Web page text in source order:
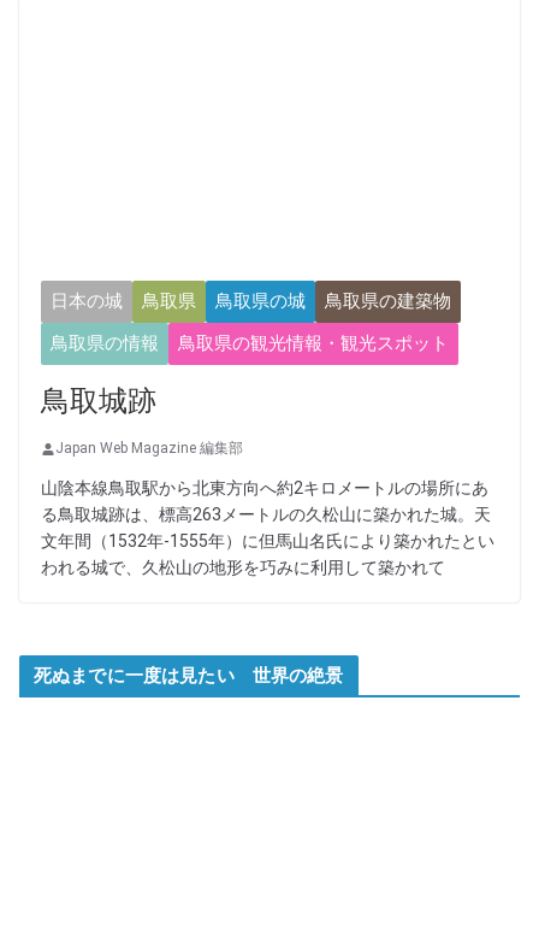
日本の城 鳥取県 鳥取県の城
鳥取県の建築物
鳥取県の情報
鳥取県の観光情報・観光スポット
鳥取城跡
Japan Web Magazine 編集部
山陰本線鳥取駅から北東方向へ約2キロメートルの場所にあ
る鳥取城跡は、標高263メートルの久松山に築かれた城。天
文年間（1532年-1555年）に但馬山名氏により築かれたとい
われる城で、久松山の地形を巧みに利用して築かれて
死ぬまでに一度は見たい 世界の絶景